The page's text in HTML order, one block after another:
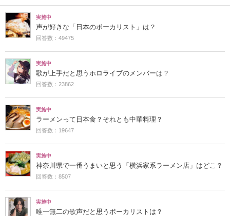
実施中
声が好きな「日本のボーカリスト」は？
回答数：49475
実施中
歌が上手だと思うホロライブのメンバーは？
回答数：23862
実施中
ラーメンって日本食？それとも中華料理？
回答数：19647
実施中
神奈川県で一番うまいと思う「横浜家系ラーメン店」はどこ？
回答数：8507
実施中
唯一無二の歌声だと思うボーカリストは？